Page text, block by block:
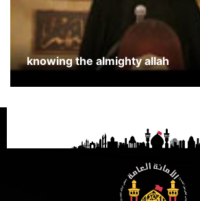
knowing the almighty allah